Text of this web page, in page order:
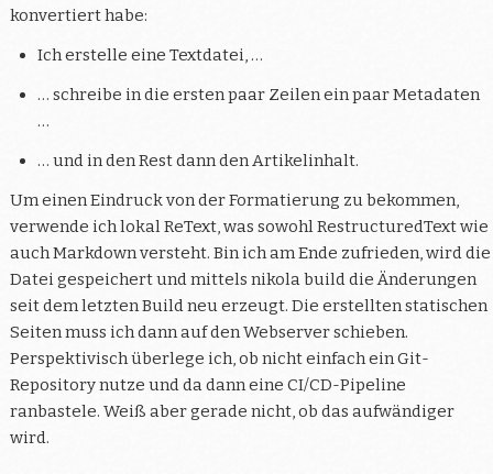
konvertiert habe:
Ich erstelle eine Textdatei, …
… schreibe in die ersten paar Zeilen ein paar Metadaten
…
… und in den Rest dann den Artikelinhalt.
Um einen Eindruck von der Formatierung zu bekommen,
verwende ich lokal ReText, was sowohl RestructuredText wie
auch Markdown versteht. Bin ich am Ende zufrieden, wird die
Datei gespeichert und mittels nikola builddie Änderungen
seit dem letzten Build neu erzeugt. Die erstellten statischen
Seiten muss ich dann auf den Webserver schieben.
Perspektivisch überlege ich, ob nicht einfach ein Git-
Repository nutze und da dann eine CI/CD-Pipeline
ranbastele. Weiß aber gerade nicht, ob das aufwändiger
wird.